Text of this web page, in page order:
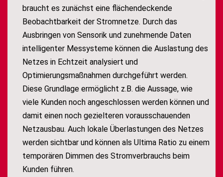
braucht es zunächst eine flächendeckende
Beobachtbarkeit der Stromnetze. Durch das
Ausbringen von Sensorik und zunehmende Daten
intelligenter Messysteme können die Auslastung des
Netzes in Echtzeit analysiert und
Optimierungsmaßnahmen durchgeführt werden.
Diese Grundlage ermöglicht z.B. die Aussage, wie
viele Kunden noch angeschlossen werden können und
damit einen noch gezielteren vorausschauenden
Netzausbau. Auch lokale Überlastungen des Netzes
werden sichtbar und können als Ultima Ratio zu einem
temporären Dimmen des Stromverbrauchs beim
Kunden führen.